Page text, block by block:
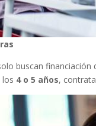
buscan
los 4 o 5 años,